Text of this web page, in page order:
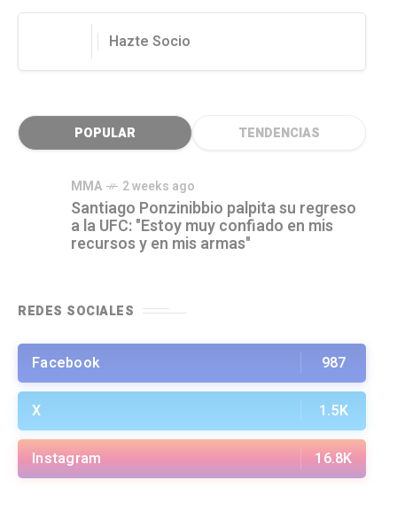
Hazte Socio
POPULAR TENDENCIAS
MMA 2 weeks ago
Santiago Ponzinibbio palpita su regreso
a la UFC: "Estoy muy confiado en mis
recursos y en mis armas"
REDES SOCIALES
Facebook 987
X 1.5K
Instagram 16.8K